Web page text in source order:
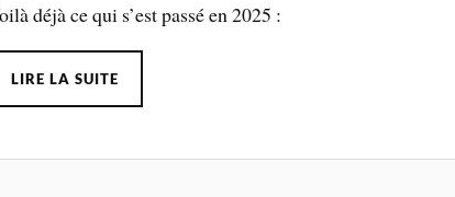
déjà ce qui s’est passé en 2025 :
LIRE LA SUITE